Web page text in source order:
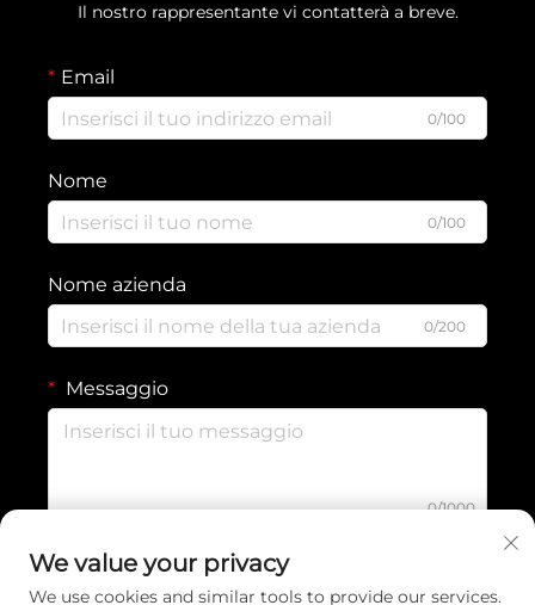
Il nostro rappresentante vi contatterà a breve.
Email
0/100
Nome
0/100
Nome azienda
0/200
Messaggio
0/1000
Invia
We value your privacy
We use cookies and similar tools to provide our services.